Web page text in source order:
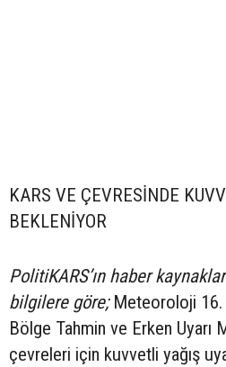
KARS VE ÇEVRESİNDE
BEKLENİYOR
PolitiKARS’ın haber
bilgilere göre;Meteoroloji 16.
Bölge Tahmin ve Erken Uyarı
çevreleri için kuvvetli yağış